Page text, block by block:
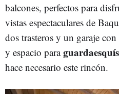
balcones, perfectos para
vistas espectaculares de
dos trasteros y un garaje
y espacio paraguardaesquís
hace necesario este rincón.